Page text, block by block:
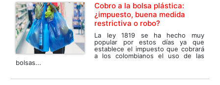
Cobro a la bolsa plástica:
¿impuesto, buena medida
restrictiva o robo?
La ley 1819 se ha hecho muy
popular por estos días ya que
establece el impuesto que cobrará
a los colombianos el uso de las
bolsas...